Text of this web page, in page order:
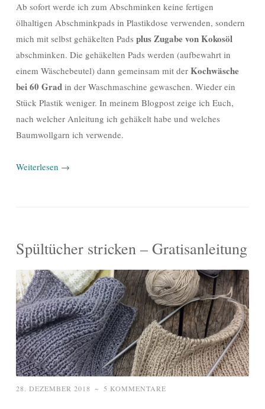
Ab sofort werde ich zum Abschminken keine fertigen
ölhaltigen Abschminkpads in Plastikdose verwenden, sondern
mich mit selbst gehäkelten Pads plus Zugabe von Kokosöl
abschminken. Die gehäkelten Pads werden (aufbewahrt in
einem Wäschebeutel) dann gemeinsam mit der Kochwäsche
bei 60 Grad in der Waschmaschine gewaschen. Wieder ein
Stück Plastik weniger. In meinem Blogpost zeige ich Euch,
nach welcher Anleitung ich gehäkelt habe und welches
Baumwollgarn ich verwende.
Weiterlesen →
Spültücher stricken – Gratisanleitung
28. DEZEMBER 2018 ~ 5 KOMMENTARE